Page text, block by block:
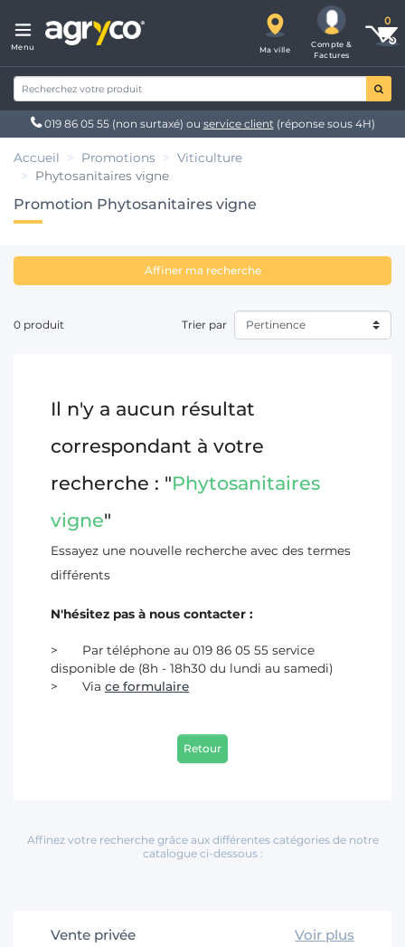
Menu Ma ville
Compte &
Factures
019 86 05 55 (non surtaxé) ou service client(réponse sous 4H)
Accueil Promotions
Viticulture
Phytosanitaires vigne
Promotion Phytosanitaires vigne
Affiner ma recherche
0 produit Trier par
Il n'y a aucun résultat
correspondant à votre
recherche : "Phytosanitaires
vigne"
Essayez une nouvelle recherche avec des termes
différents
N'hésitez pas à nous contacter :
Par téléphone au 019 86 05 55 service
disponible de (8h - 18h30 du lundi au samedi)
Via ce formulaire
Retour
Affinez votre recherche grâce aux différentes catégories de notre
catalogue ci-dessous :
Vente privée Voir plus